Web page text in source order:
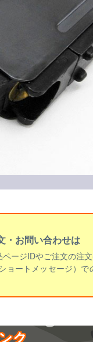
・お問い合わせは
ージIDやご注文の注文
ートメッセージ）
ク